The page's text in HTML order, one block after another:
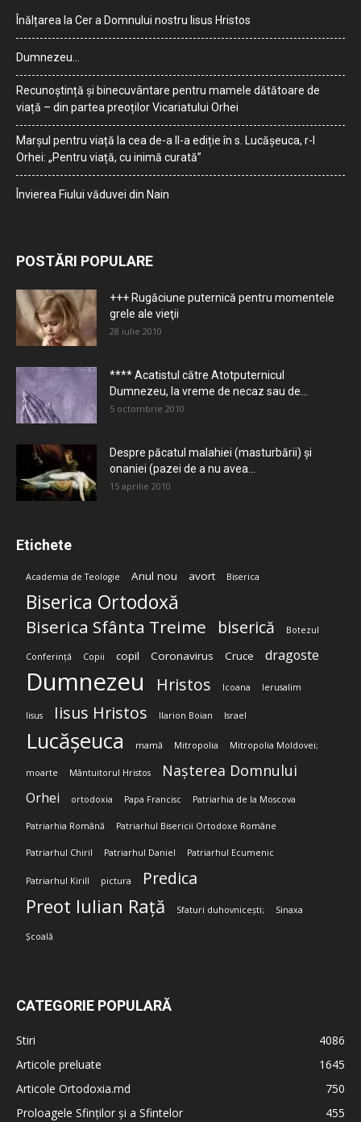
Înălțarea la Cer a Domnului nostru Iisus Hristos
Dumnezeu…
Recunoștință și binecuvântare pentru mamele dătătoare de
viață – din partea preoților Vicariatului Orhei
Marșul pentru viață la cea de-a II-a ediție în s. Lucășeuca, r-l
Orhei: „Pentru viață, cu inimă curată”
Învierea Fiului văduvei din Nain
POSTĂRI POPULARE
+++ Rugăciune puternică pentru momentele
grele ale vieţii
28 iulie 2010
**** Acatistul către Atotputernicul
Dumnezeu, la vreme de necaz sau de...
5 octombrie 2010
Despre păcatul malahiei (masturbării) şi
onaniei (pazei de a nu avea...
15 aprilie 2010
Etichete
Academia de Teologie Anul nou avort Biserica
Biserica Ortodoxă
Biserica Sfânta Treime biserică Botezul
Conferință Copii copil Coronavirus Cruce dragoste
Dumnezeu Hristos Icoana Ierusalim
Iisus Iisus Hristos Ilarion Boian Israel
Lucășeuca mamă Mitropolia Mitropolia Moldovei;
moarte Mântuitorul Hristos Nașterea Domnului
Orhei ortodoxia Papa Francisc Patriarhia de la Moscova
Patriarhia Română Patriarhul Bisericii Ortodoxe Române
Patriarhul Chiril Patriarhul Daniel Patriarhul Ecumenic
Patriarhul Kirill pictura Predica
Preot Iulian Rață Sfaturi duhovnicești; Sinaxa
Școală
CATEGORIE POPULARĂ
Stiri
4086
Articole preluate
1645
Articole Ortodoxia.md
750
Proloagele Sfinților și a Sfintelor
455